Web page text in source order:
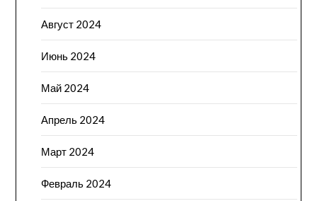
Август 2024
Июнь 2024
Май 2024
Апрель 2024
Март 2024
Февраль 2024